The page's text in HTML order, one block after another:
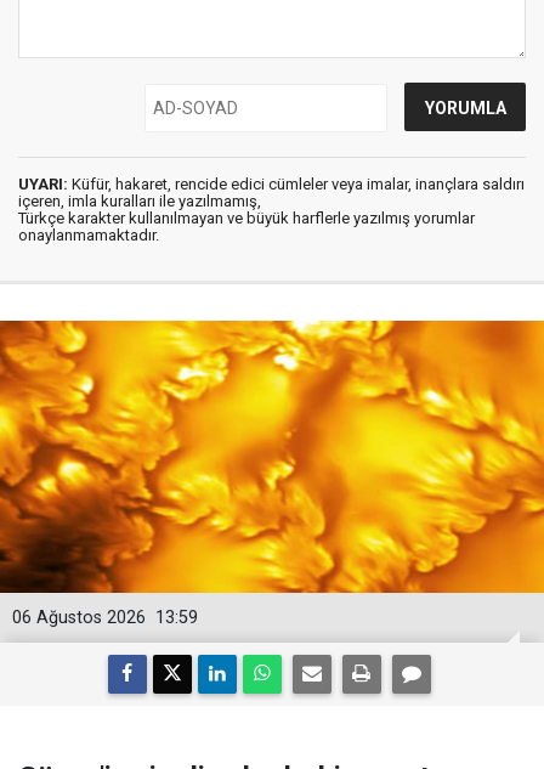
UYARI: Küfür, hakaret, rencide edici cümleler veya imalar, inançlara saldırı
içeren, imla kuralları ile yazılmamış,
Türkçe karakter kullanılmayan ve büyük harflerle yazılmış yorumlar
onaylanmamaktadır.
13:59
06 Ağustos 2026